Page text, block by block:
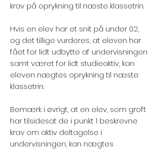
krav på oprykning til næste klassetrin.
Hvis en elev har et snit på under 02,
og det tillige vurderes, at eleven har
fået for lidt udbytte af undervisningen
samt været for lidt studieaktiv, kan
eleven nægtes oprykning til næste
klassetrin.
Bemærk i øvrigt, at en elev, som groft
har tilsidesat de i punkt 1 beskrevne
krav om aktiv deltagelse i
undervisningen, kan nægtes